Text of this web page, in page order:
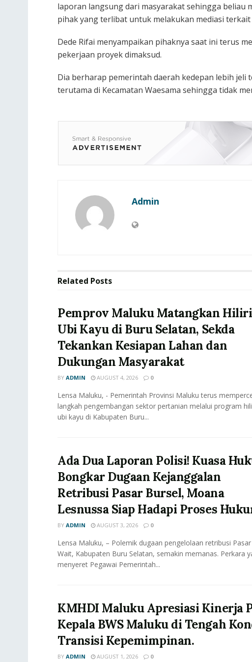
laporan langsung dari masyarakat sehingga beliau
pihak yang terlibat untuk melakukan mediasi
Dede Rifai menyampaikan pihaknya saat ini terus
pekerjaan proyek dimaksud.
Dia berharap pemerintah daerah kedepan lebih jeli
terutama di Kecamatan Waesama sehingga tidak
Admin
Related Posts
‎Pemprov Maluku Matangkan
Ubi Kayu di Buru Selatan, Sekda
Tekankan Kesiapan Lahan dan
Dukungan Masyarakat
BY ADMIN AUGUST 4, 2026 0
Lensa Maluku, - ‎Pemerintah Provinsi Maluku terus
langkah pengembangan sektor pertanian melalui program
ubi kayu di Kabupaten Buru...
Ada Dua Laporan Polisi! Kuasa
Bongkar Dugaan Kejanggalan
Retribusi Pasar Bursel, Moana
Lesnussa Siap Hadapi Proses
BY ADMIN AUGUST 3, 2026 0
Lensa Maluku, – Polemik dugaan pengelolaan retribusi Pasar
Wait, Kabupaten Buru Selatan, semakin memanas. Perkara
menyeret Pegawai Pemerintah...
KMHDI Maluku Apresiasi Kinerja
Kepala BWS Maluku di Tengah
Transisi Kepemimpinan.
BY ADMIN AUGUST 1, 2026 0